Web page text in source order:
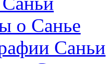
о Санье
Саньи